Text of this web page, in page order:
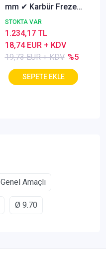
mm ✔ Karbür Freze
ucu, Z=3, Kaplamalı,
30°
STOKTA VAR
19,73 EUR + KDV %5
18,74 EUR + KDV
1.234,17 TL
Genel Amaçlı
Ø 9.70